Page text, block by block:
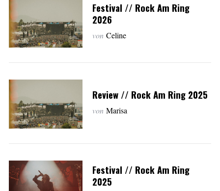
Festival // Rock Am Ring
2026
von Celine
Review // Rock Am Ring 2025
von Marisa
Festival // Rock Am Ring
2025